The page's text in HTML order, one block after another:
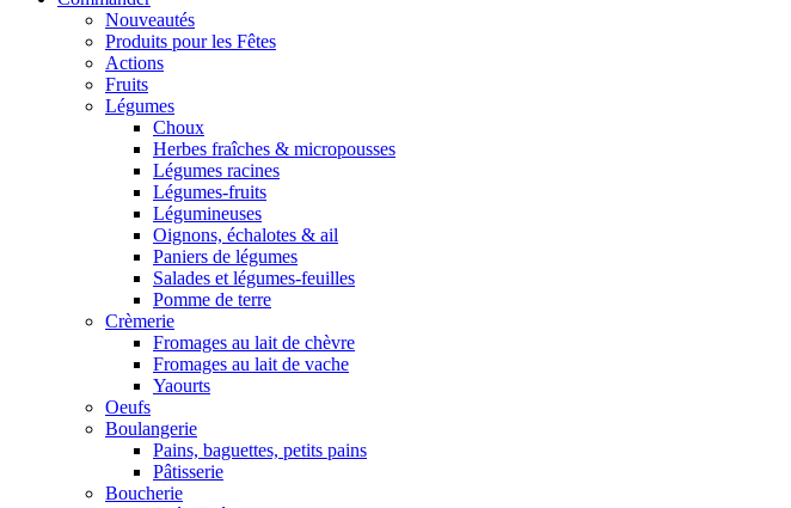
Nouveautés
Produits pour les Fêtes
Actions
Fruits
Légumes
Choux
Herbes fraîches & micropousses
Légumes racines
Légumes-fruits
Légumineuses
Oignons, échalotes & ail
Paniers de légumes
Salades et légumes-feuilles
Pomme de terre
Crèmerie
Fromages au lait de chèvre
Fromages au lait de vache
Yaourts
Oeufs
Boulangerie
Pains, baguettes, petits pains
Pâtisserie
Boucherie